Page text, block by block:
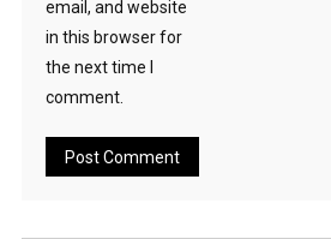
email, and website
in this browser for
the next time I
comment.